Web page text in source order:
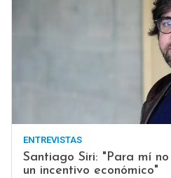
ENTREVISTAS
Santiago Siri: "Para mí
un incentivo económico"